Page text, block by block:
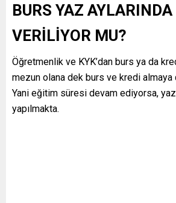
BURS YAZ AYLARINDA
VERİLİYOR MU?
Öğretmenlik ve KYK’dan burs ya da
mezun olana dek burs ve kredi
Yani eğitim süresi devam ediyorsa,
yapılmakta.